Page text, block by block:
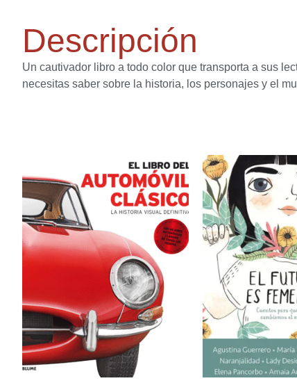
Descripción
Un cautivador libro a todo color que transporta a sus
necesitas saber sobre la historia, los personajes y el